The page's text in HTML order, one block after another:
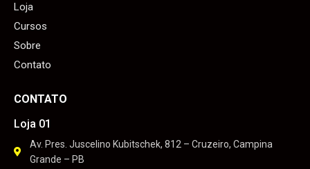
Loja
Cursos
Sobre
Contato
CONTATO
Loja 01
Av. Pres. Juscelino Kubitschek, 812 – Cruzeiro, Campina
Grande – PB